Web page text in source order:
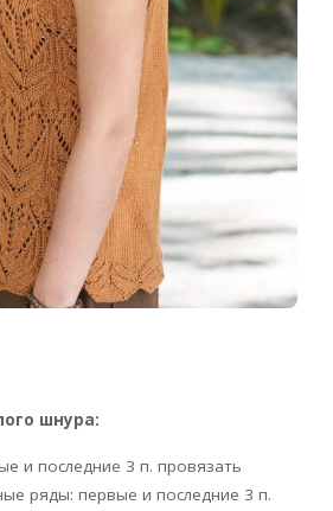
шнура:
и последние 3 п. провязать
ряды: первые и последние 3 п.